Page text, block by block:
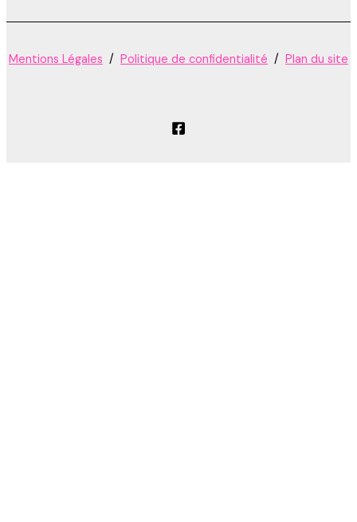
Mentions Légales / Politique de confidentialité / Plan du site